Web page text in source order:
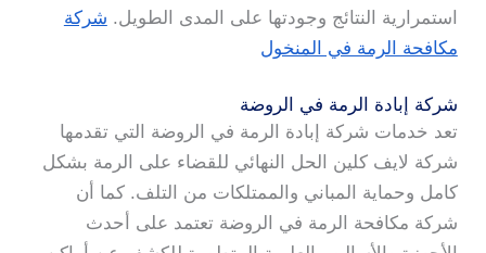
استمرارية النتائج وجودتها على المدى الطويل. شركة
مكافحة الرمة في المنخول
شركة إبادة الرمة في الروضة
تعد خدمات شركة إبادة الرمة في الروضة التي تقدمها
شركة لايف كلين الحل النهائي للقضاء على الرمة بشكل
كامل وحماية المباني والممتلكات من التلف. كما أن
شركة مكافحة الرمة في الروضة تعتمد على أحدث